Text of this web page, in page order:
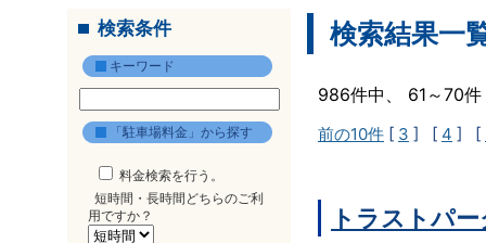
検索条件
キーワード
「駐車場料金」から探す
料金検索を行う。
短時間・長時間どちらのご利
用ですか？
検索結果一
986件中、 61～70
前の10件 [ 3 ] [ 4 ] [
トラストパ